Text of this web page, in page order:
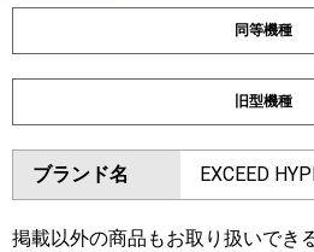
同等機種
ダイキン SSRA112D
東芝
三菱電機 PKZ-
PKZ-
旧型機種
ダイキン SSRA112C
SSRA112BY
SSRA112BJ
SSRA112BF
ブランド名 EXCEED
掲載以外の商品もお取り扱いでき